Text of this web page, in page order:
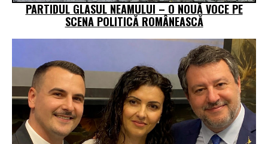
PARTIDUL GLASUL NEAMULUI – O NOUĂ VOCE PE
SCENA POLITICĂ ROMÂNEASCĂ